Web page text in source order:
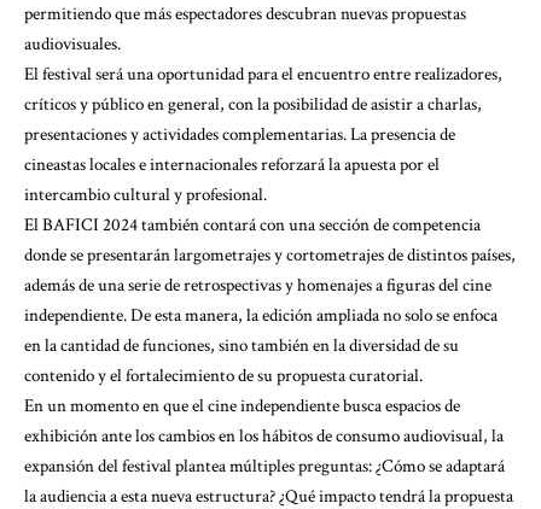
permitiendo que más espectadores descubran nuevas propuestas
audiovisuales.
El festival será una oportunidad para el encuentro entre realizadores,
críticos y público en general, con la posibilidad de asistir a charlas,
presentaciones y actividades complementarias. La presencia de
cineastas locales e internacionales reforzará la apuesta por el
intercambio cultural y profesional.
El BAFICI 2024 también contará con una sección de competencia
donde se presentarán largometrajes y cortometrajes de distintos países,
además de una serie de retrospectivas y homenajes a figuras del cine
independiente. De esta manera, la edición ampliada no solo se enfoca
en la cantidad de funciones, sino también en la diversidad de su
contenido y el fortalecimiento de su propuesta curatorial.
En un momento en que el cine independiente busca espacios de
exhibición ante los cambios en los hábitos de consumo audiovisual, la
expansión del festival plantea múltiples preguntas: ¿Cómo se adaptará
la audiencia a esta nueva estructura? ¿Qué impacto tendrá la propuesta